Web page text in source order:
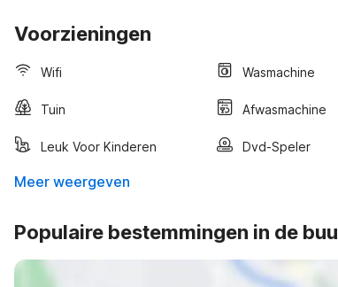
Voorzieningen
Wifi Wasmachine
Tuin Afwasmachine
Leuk Voor Kinderen Dvd-Speler
Meer weergeven
Populaire bestemmingen in de